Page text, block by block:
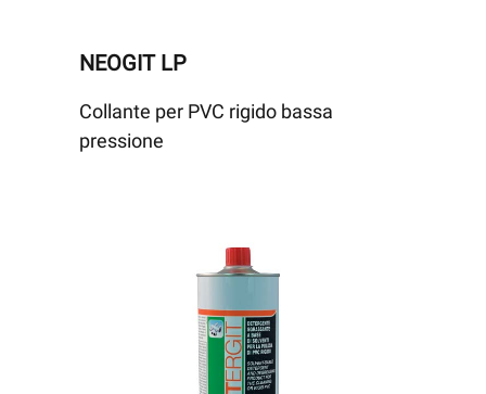
NEOGIT LP
Collante per PVC rigido bassa
pressione